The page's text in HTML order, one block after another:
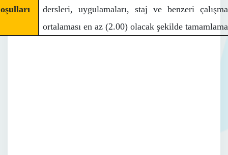
dersleri, uygulamaları, staj ve benzeri
ortalaması en az (2.00) olacak şekilde